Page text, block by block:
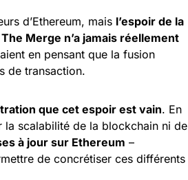
d’Ethereum, mais l’espoir de la
Merge n’a jamais réellement
en pensant que la fusion
de transaction.
que cet espoir est vain. En
la scalabilité de la blockchain ni de
à jour sur Ethereum –
de concrétiser ces différents